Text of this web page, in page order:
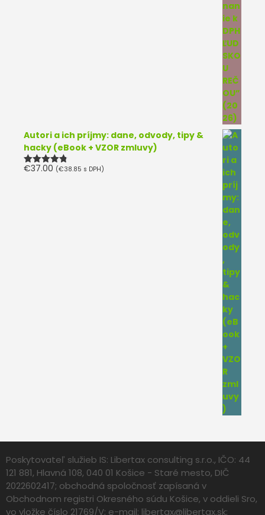
Autori a ich príjmy: dane, odvody, tipy &
hacky (eBook + VZOR zmluvy)
Hodnotenie
€37.00 (€38.85 s DPH)
Poskytovateľ služieb IS: Libertax consulting s.r.o., IČO: 44
121 881, Hlavná 108, 040 01 Košice - Staré mesto, DIČ
2022602417; obchodná spoločnosť zapísaná v
Obchodnom registri Okresného súdu Košice, v oddieli Sro,
vo vložke číslo 21769/V; e-mail: libertax@libertax.sk;